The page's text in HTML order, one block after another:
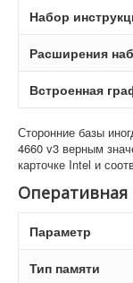
Набор
Расширения
Встроенная
Сторонние базы
4660 v3 верным
карточке Intel и
Оперативная
Параметр
Тип памяти